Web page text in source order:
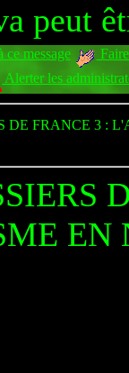
peut
ce message
Alerter les
DE FRANCE 3 :
EN